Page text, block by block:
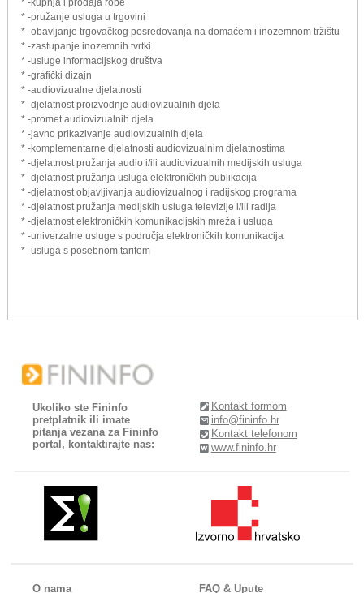
* -pružanje usluga u trgovini
* -obavljanje trgovačkog posredovanja na domaćem i inozemnom tržištu
* -zastupanje inozemnih tvrtki
* -usluge informacijskog društva
* -grafički dizajn
* -audiovizualne djelatnosti
* -djelatnost proizvodnje audiovizualnih djela
* -promet audiovizualnih djela
* -javno prikazivanje audiovizualnih djela
* -komplementarne djelatnosti audiovizualnim djelatnostima
* -djelatnost pružanja audio i/ili audiovizualnih medijskih usluga
* -djelatnost pružanja usluga elektroničkih publikacija
* -djelatnost objavljivanja audiovizualnog i radijskog programa
* -djelatnost pružanja medijskih usluga televizije i/ili radija
* -djelatnost elektroničkih komunikacijskih mreža i usluga
* -univerzalne usluge s područja elektroničkih komunikacija
* -usluga s posebnom tarifom
Ukoliko ste Fininfo
pretplatnik ili imate
pitanja vezana za Fininfo
portal, kontaktirajte nas:
Kontakt formom
info@fininfo.hr
Kontakt telefonom
www.fininfo.hr
O nama
FAQ & Upute